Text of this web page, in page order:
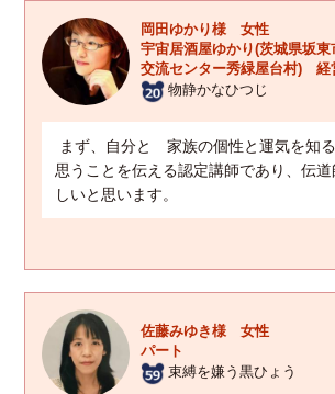
岡田ゆかり様 女性
宇宙居酒屋ゆかり(茨城県坂
交流センター秀緑屋台村) 経
物静かなひつじ
まず、自分と 家族の個性と運気を知
思うことを伝える認定講師であり、伝
しいと思います。
佐藤みゆき様 女性
パート
束縛を嫌う黒ひょう